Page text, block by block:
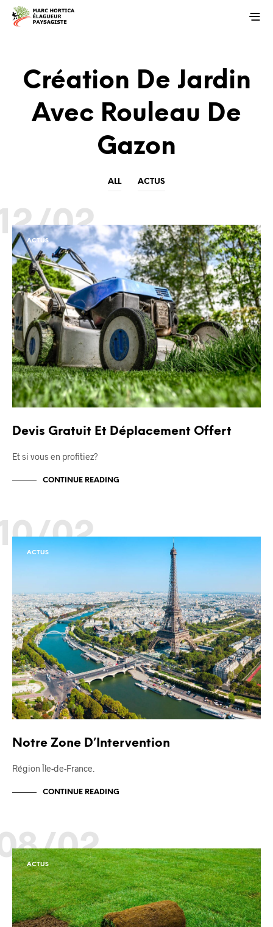
Création De Jardin
Avec Rouleau De
Gazon
ALL ACTUS
02
ACTUS
Devis Gratuit Et Déplacement Offert
Et si vous en profitiez?
CONTINUE READING
02
ACTUS
Notre Zone D’Intervention
Région Île-de-France.
CONTINUE READING
02
ACTUS